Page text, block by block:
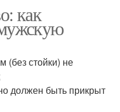
как
(без стойки) не
должен быть прикрыт